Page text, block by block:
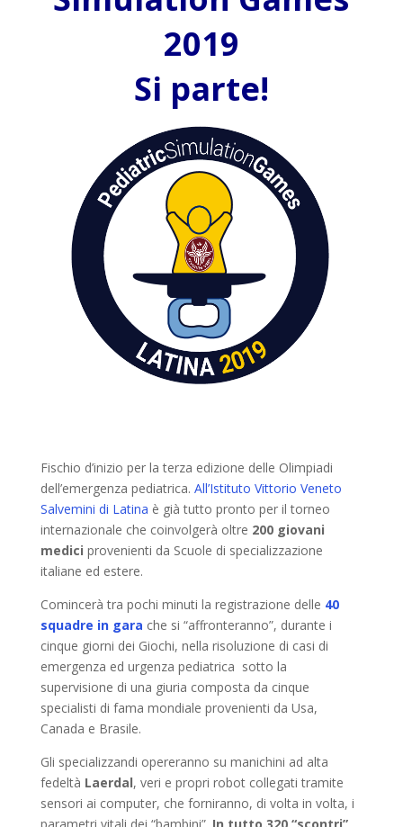
2019
Si parte!
Fischio d’inizio per la terza edizione delle Olimpiadi
dell’emergenza pediatrica. All’Istituto Vittorio Veneto
Salvemini di Latina è già tutto pronto per il torneo
internazionale che coinvolgerà oltre 200 giovani
medici provenienti da Scuole di specializzazione
italiane ed estere.
Comincerà tra pochi minuti la registrazione delle 40
squadre in gara che si “affronteranno”, durante i
cinque giorni dei Giochi, nella risoluzione di casi di
emergenza ed urgenza pediatrica sotto la
supervisione di una giuria composta da cinque
specialisti di fama mondiale provenienti da Usa,
Canada e Brasile.
Gli specializzandi opereranno su manichini ad alta
fedeltà Laerdal, veri e propri robot collegati tramite
sensori ai computer, che forniranno, di volta in volta, i